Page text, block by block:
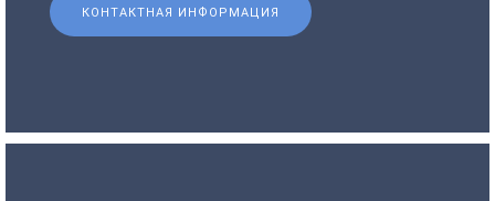
КОНТАКТНАЯ ИНФОРМАЦИЯ